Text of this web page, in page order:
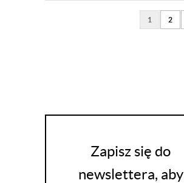
1 2
Zapisz się do
newslettera, aby